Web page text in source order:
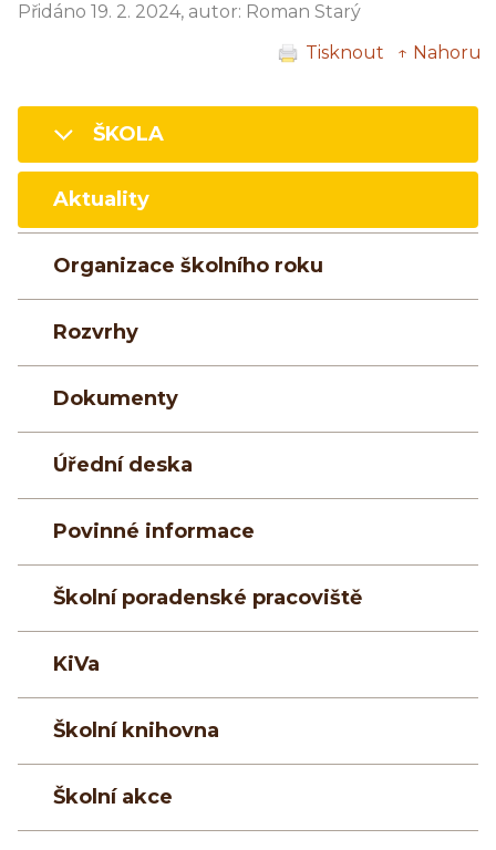
Přidáno 19. 2. 2024, autor: Roman Starý
Tisknout
↑ Nahoru
ŠKOLA
Aktuality
Organizace školního roku
Rozvrhy
Dokumenty
Úřední deska
Povinné informace
Školní poradenské pracoviště
KiVa
Školní knihovna
Školní akce